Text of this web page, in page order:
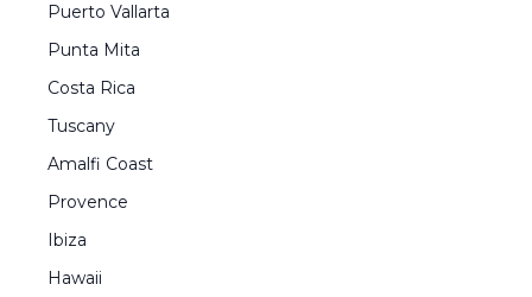
Puerto Vallarta
Punta Mita
Costa Rica
Tuscany
Amalfi Coast
Provence
Ibiza
Hawaii